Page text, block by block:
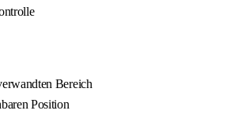
Bereich
Position